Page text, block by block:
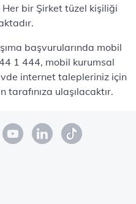
Her bir Şirket tüzel kişiliği
başvurularında mobil
1 444, mobil kurumsal
internet talepleriniz için
ulaşılacaktır.